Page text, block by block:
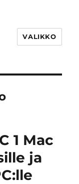
VALIKKO
1 Mac
ja